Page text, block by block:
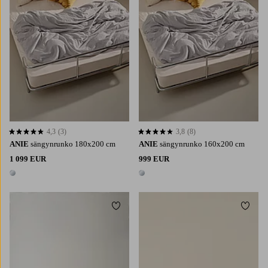
ANIE sängynrunko 180x200 cm
1 099 EUR
1 väri
4,3 perustuen 3 arvosanaan
4,3 (3)
ANIE sängynrunko 160x200 cm
999 EUR
1 väri
3,8 perustuen 8 arvosanaan
3,8 (8)
Lisää suosikkeihin Lisää